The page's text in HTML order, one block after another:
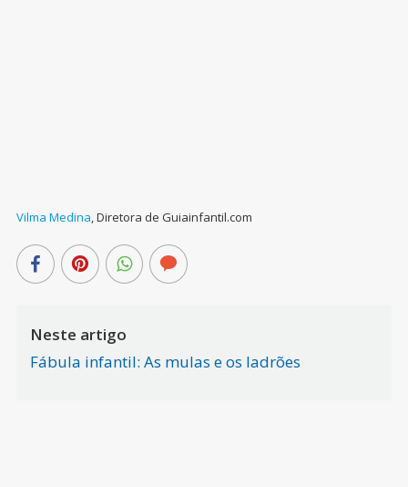
Vilma Medina,Diretora de Guiainfantil.com
Neste artigo
Fábula infantil: As mulas e os ladrões